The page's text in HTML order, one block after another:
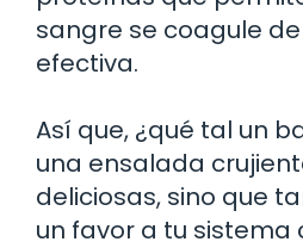
sangre se coagule
efectiva.
Así que, ¿qué tal un
una ensalada
deliciosas, sino que
un favor a tu sistema